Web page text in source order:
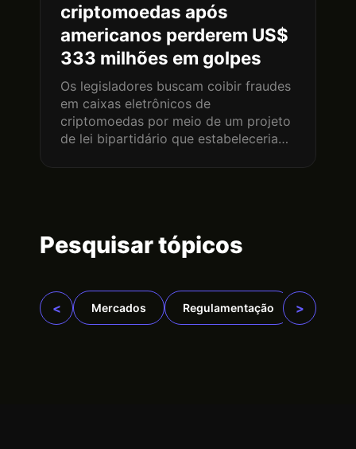
criptomoedas após
americanos perderem US$
333 milhões em golpes
Os legisladores buscam coibir fraudes
em caixas eletrônicos de
criptomoedas por meio de um projeto
de lei bipartidário que estabeleceria…
Pesquisar tópicos
< Mercados Regulamentação Projetos
>